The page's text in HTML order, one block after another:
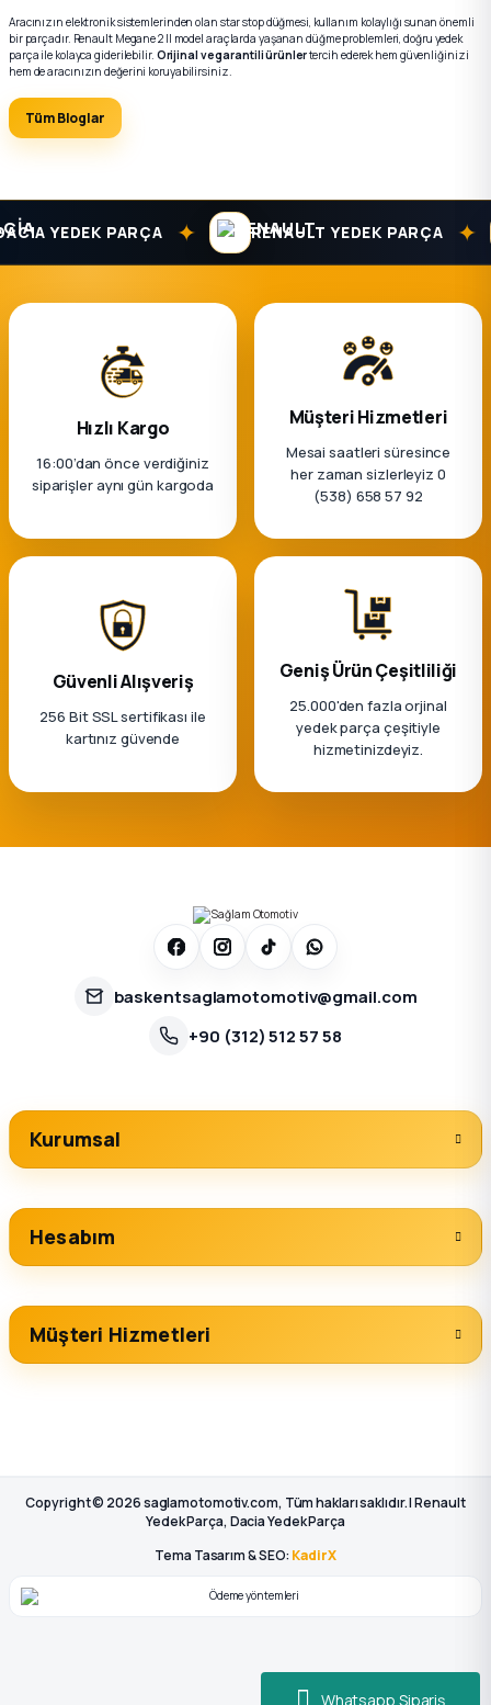
Whatsapp Sipariş
Parça
Parça
Aracınızın elektronik sistemlerinden olan star stop düğmesi, kullanım kolaylığı sunan önemli
bir parçadır. Renault Megane 2 II model araçlarda yaşanan düğme problemleri, doğru yedek
parça ile kolayca giderilebilir. Orijinal ve garantili ürünlertercih ederek hem güvenliğinizi
hem de aracınızın değerini koruyabilirsiniz.
Tüm Bloglar
YEDEK PARÇA ✦ RENAULT YEDEK PARÇA ✦
Hızlı Kargo
16:00’dan önce verdiğiniz
siparişler aynı gün kargoda
Müşteri Hizmetleri
Mesai saatleri süresince
her zaman sizlerleyiz 0
(538) 658 57 92
Güvenli Alışveriş
256 Bit SSL sertifikası ile
kartınız güvende
Geniş Ürün Çeşitliliği
25.000'den fazla orjinal
yedek parça çeşitiyle
hizmetinizdeyiz.
baskentsaglamotomotiv@gmail.com
+90 (312) 512 57 58
Kurumsal
Hesabım
Müşteri Hizmetleri
Copyright © 2026 saglamotomotiv.com, Tüm hakları saklıdır. | Renault
Yedek Parça, Dacia Yedek Parça
Tema Tasarım & SEO: KadirX